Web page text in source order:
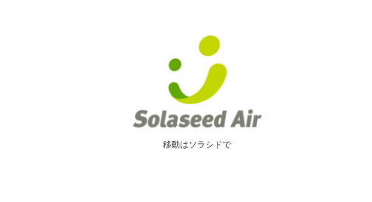
移動はソラシドで